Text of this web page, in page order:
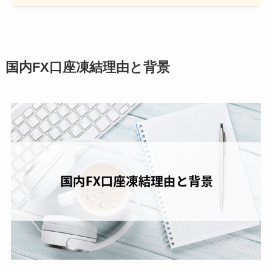
国内FX口座凍結理由と背景